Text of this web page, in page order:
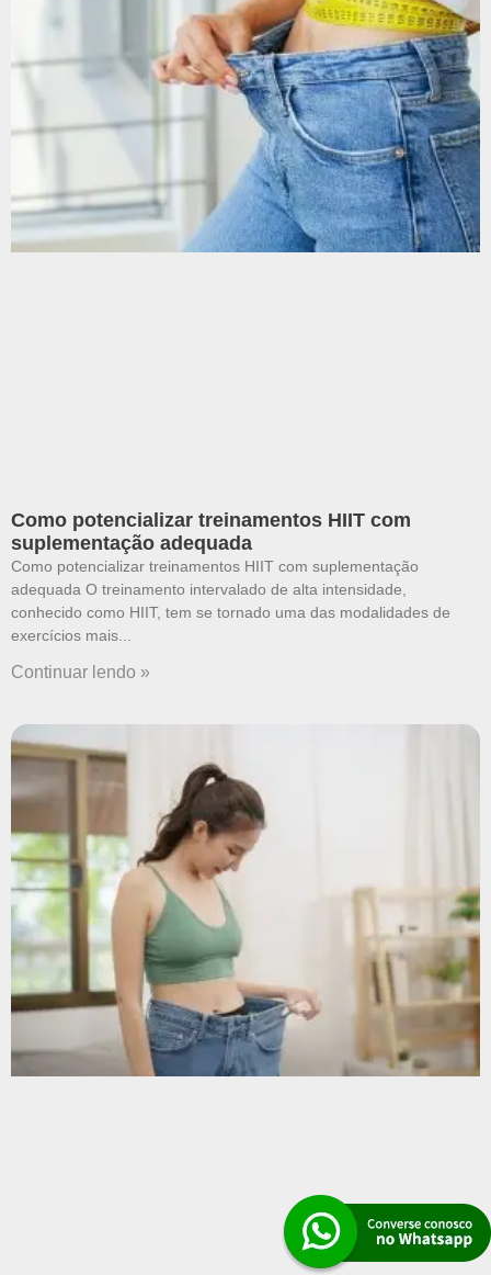
Como potencializar treinamentos HIIT com
suplementação adequada
Como potencializar treinamentos HIIT com suplementação
adequada O treinamento intervalado de alta intensidade,
conhecido como HIIT, tem se tornado uma das modalidades de
exercícios mais
Continuar lendo »